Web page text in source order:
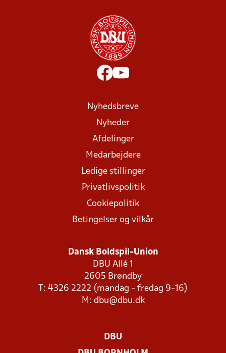
Nyhedsbreve
Nyheder
Afdelinger
Medarbejdere
Ledige stillinger
Privatlivspolitik
Cookiepolitik
Betingelser og vilkår
Dansk Boldspil-Union
DBU Allé 1
2605 Brøndby
T: 4326 2222 (mandag - fredag 9-16)
M: dbu@dbu.dk
DBU